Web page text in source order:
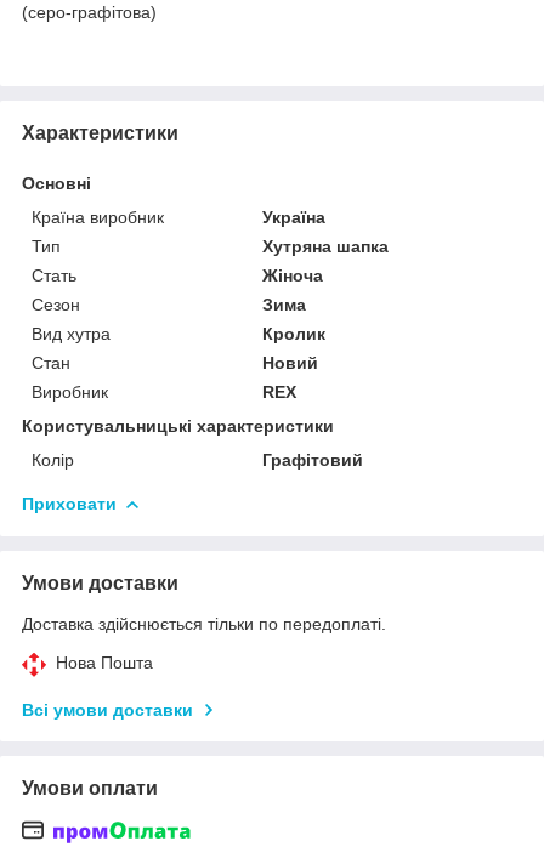
(серо-графітова)
Характеристики
Основні
Країна виробник
Україна
Тип
Хутряна шапка
Стать
Жіноча
Сезон
Зима
Вид хутра
Кролик
Стан
Новий
Виробник
REX
Користувальницькі характеристики
Колір
Графітовий
Приховати
Умови доставки
Доставка здійснюється тільки по передоплаті.
Нова Пошта
Всі умови доставки
Умови оплати